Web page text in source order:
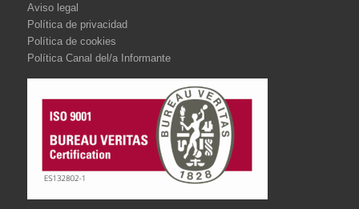
Aviso legal
Política de privacidad
Política de cookies
Política Canal del/a Informante